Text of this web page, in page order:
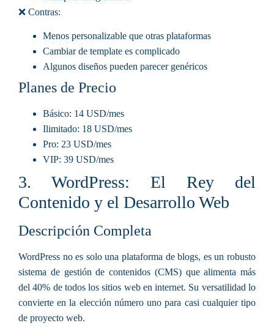
❌ Contras:
Menos personalizable que otras plataformas
Cambiar de template es complicado
Algunos diseños pueden parecer genéricos
Planes de Precio
Básico: 14 USD/mes
Ilimitado: 18 USD/mes
Pro: 23 USD/mes
VIP: 39 USD/mes
3. WordPress: El Rey del
Contenido y el Desarrollo Web
Descripción Completa
WordPress no es solo una plataforma de blogs, es un robusto
sistema de gestión de contenidos (CMS) que alimenta más
del 40% de todos los sitios web en internet. Su versatilidad lo
convierte en la elección número uno para casi cualquier tipo
de proyecto web.